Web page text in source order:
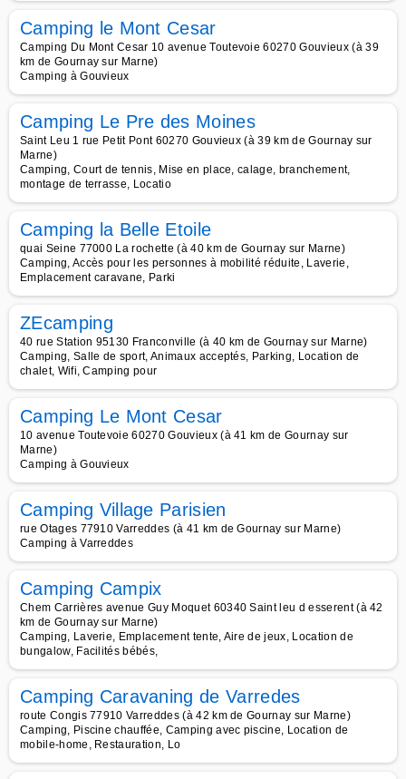
Camping le Mont Cesar
Camping Du Mont Cesar 10 avenue Toutevoie 60270 Gouvieux (à 39
km de Gournay sur Marne)
Camping à Gouvieux
Camping Le Pre des Moines
Saint Leu 1 rue Petit Pont 60270 Gouvieux (à 39 km de Gournay sur
Marne)
Camping, Court de tennis, Mise en place, calage, branchement,
montage de terrasse, Locatio
Camping la Belle Etoile
quai Seine 77000 La rochette (à 40 km de Gournay sur Marne)
Camping, Accès pour les personnes à mobilité réduite, Laverie,
Emplacement caravane, Parki
ZEcamping
40 rue Station 95130 Franconville (à 40 km de Gournay sur Marne)
Camping, Salle de sport, Animaux acceptés, Parking, Location de
chalet, Wifi, Camping pour
Camping Le Mont Cesar
10 avenue Toutevoie 60270 Gouvieux (à 41 km de Gournay sur
Marne)
Camping à Gouvieux
Camping Village Parisien
rue Otages 77910 Varreddes (à 41 km de Gournay sur Marne)
Camping à Varreddes
Camping Campix
Chem Carrières avenue Guy Moquet 60340 Saint leu d esserent (à 42
km de Gournay sur Marne)
Camping, Laverie, Emplacement tente, Aire de jeux, Location de
bungalow, Facilités bébés,
Camping Caravaning de Varredes
route Congis 77910 Varreddes (à 42 km de Gournay sur Marne)
Camping, Piscine chauffée, Camping avec piscine, Location de
mobile-home, Restauration, Lo